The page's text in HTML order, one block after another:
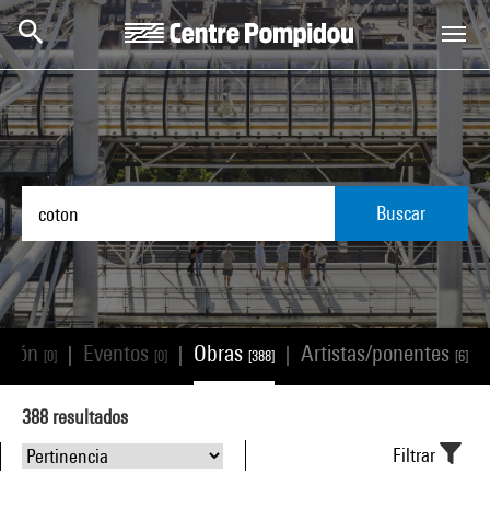
Skip to main content
Centre Pompidou
Buscar
[0] Eventos [0] Obras [388] Artistas/ponentes [6]
388 resultados
Filtrar